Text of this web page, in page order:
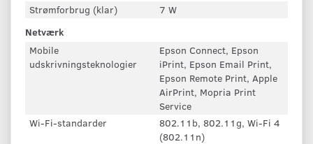
Strømforbrug (klar)
7 W
Netværk
Mobile
udskrivningsteknologier
Epson Connect, Epson
iPrint, Epson Email Print,
Epson Remote Print, Apple
AirPrint, Mopria Print
Service
Wi-Fi-standarder
802.11b, 802.11g, Wi-Fi 4
(802.11n)